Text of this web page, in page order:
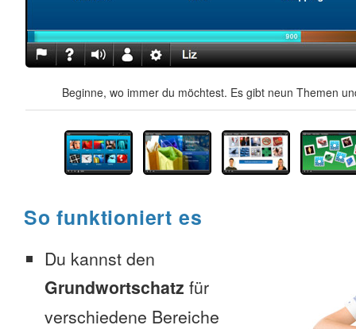
Beginne, wo immer du möchtest. Es gibt neun Themen
So funktioniert es
Du kannst den
Grundwortschatz für
verschiedene Bereiche